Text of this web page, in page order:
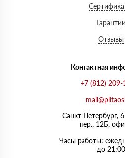
Гарантии
Отзывы
Контактная
+7 (812) 209-
Санкт-Петербург,
пер., 12Б,
Часы работы:
до 21:00